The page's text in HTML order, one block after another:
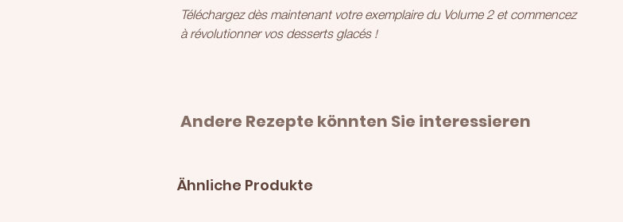
Téléchargez dès maintenant votre exemplaire du Volume 2 et commencez
à révolutionner vos desserts glacés !
Andere Rezepte könnten Sie interessieren
Ähnliche Produkte